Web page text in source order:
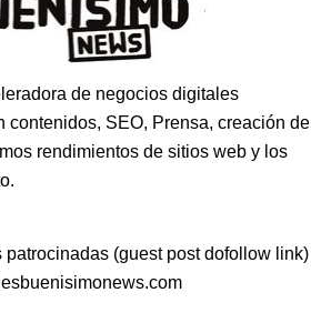
de negocios digitales
contenidos, SEO, Prensa, creación de
rendimientos de sitios web y los
patrocinadas (guest post dofollow link)